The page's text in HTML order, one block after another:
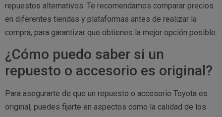
repuestos alternativos. Te recomendamos comparar precios
en diferentes tiendas y plataformas antes de realizar la
compra, para garantizar que obtienes la mejor opción posible.
¿Cómo puedo saber si un
repuesto o accesorio es original?
Para asegurarte de que un repuesto o accesorio Toyota es
original, puedes fijarte en aspectos como la calidad de los